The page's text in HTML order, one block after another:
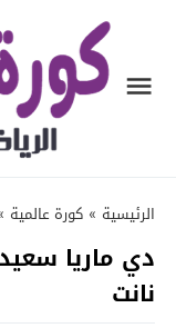
الرئيسية » كورة عالمية
دي ماريا
نانت